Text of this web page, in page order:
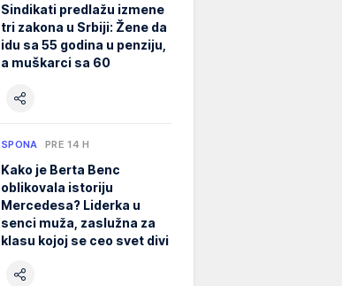
Sindikati predlažu izmene
tri zakona u Srbiji: Žene da
idu sa 55 godina u penziju,
a muškarci sa 60
SPONA PRE 14 H
Kako je Berta Benc
oblikovala istoriju
Mercedesa? Liderka u
senci muža, zaslužna za
klasu kojoj se ceo svet divi